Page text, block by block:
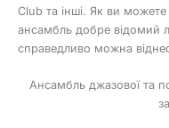
Club та інші. Як ви
ансамбль добре відомий
справедливо можна
Ансамбль джазової та